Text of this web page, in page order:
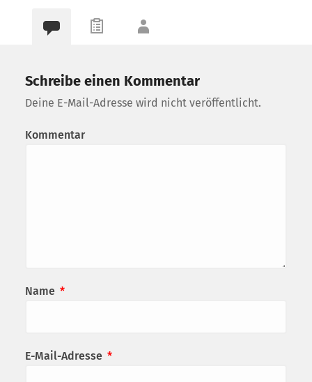
Schreibe einen Kommentar
Deine E-Mail-Adresse wird nicht veröffentlicht.
Kommentar
Name *
E-Mail-Adresse *